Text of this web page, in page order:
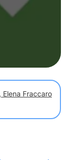
Elena Fraccaro